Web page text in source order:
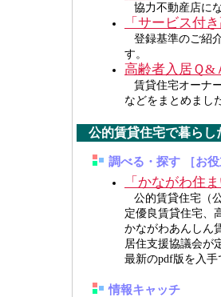
協力不動産店に
「サービス付
登録基準のご紹
す。
高齢者入居Ｑ&
賃貸住宅オーナ
などをまとめまし
公的賃貸住宅で暮らし
調べる・探す ［お役
「かながわ住
公的賃貸住宅（
定優良賃貸住宅、
かながわあんしん
居住支援協議会が
最新のpdf版を入手
情報キャッチ